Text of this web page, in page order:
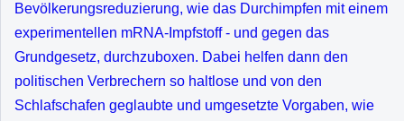
Bevölkerungsreduzierung, wie das Durchimpfen mit einem
experimentellen mRNA-Impfstoff - und gegen das
Grundgesetz, durchzuboxen. Dabei helfen dann den
politischen Verbrechern so haltlose und von den
Schlafschafen geglaubte und umgesetzte Vorgaben, wie